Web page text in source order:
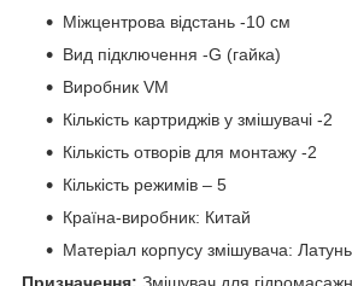
Міжцентрова відстань -10 см
Вид підключення -G (гайка)
Виробник VM
Кількість картриджів у змішувачі -2
Кількість отворів для монтажу -2
Кількість режимів – 5
Країна-виробник: Китай
Матеріал корпусу змішувача: Латунь
Призначення: Змішувач для